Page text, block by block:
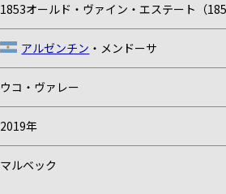
1853オールド・ヴァイン・エステート（
アルゼンチン ・メンドーサ
ウコ・ヴァレー
2019年
マルベック